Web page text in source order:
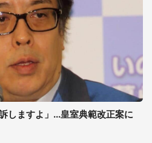
しますよ」...皇室典範改正案に